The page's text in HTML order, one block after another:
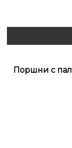
Поршни с